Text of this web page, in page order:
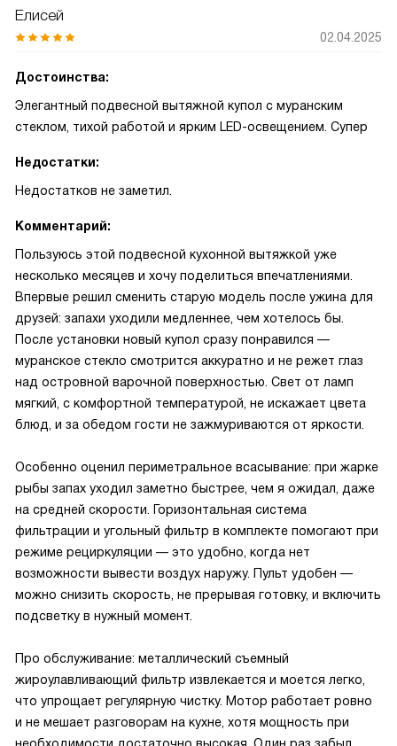
Елисей
02.04.2025
Достоинства:
Элегантный подвесной вытяжной купол с муранским
стеклом, тихой работой и ярким LED-освещением. Супер
Недостатки:
Недостатков не заметил.
Комментарий:
Пользуюсь этой подвесной кухонной вытяжкой уже
несколько месяцев и хочу поделиться впечатлениями.
Впервые решил сменить старую модель после ужина для
друзей: запахи уходили медленнее, чем хотелось бы.
После установки новый купол сразу понравился —
муранское стекло смотрится аккуратно и не режет глаз
над островной варочной поверхностью. Свет от ламп
мягкий, с комфортной температурой, не искажает цвета
блюд, и за обедом гости не зажмуриваются от яркости.
Особенно оценил периметральное всасывание: при жарке
рыбы запах уходил заметно быстрее, чем я ожидал, даже
на средней скорости. Горизонтальная система
фильтрации и угольный фильтр в комплекте помогают при
режиме рециркуляции — это удобно, когда нет
возможности вывести воздух наружу. Пульт удобен —
можно снизить скорость, не прерывая готовку, и включить
подсветку в нужный момент.
Про обслуживание: металлический съемный
жироулавливающий фильтр извлекается и моется легко,
что упрощает регулярную чистку. Мотор работает ровно
и не мешает разговорам на кухне, хотя мощность при